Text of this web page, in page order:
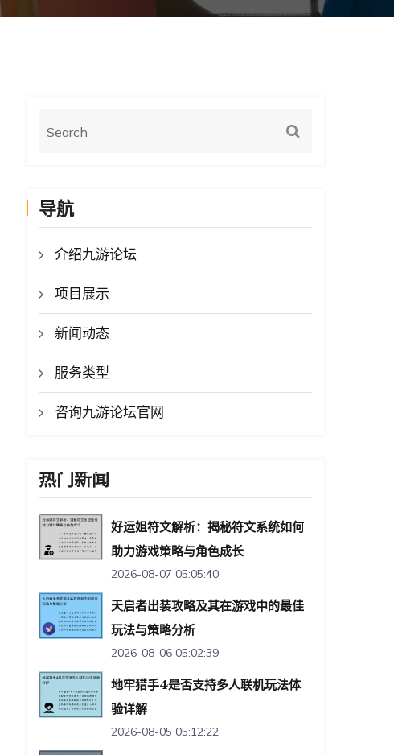
导航
介绍九游论坛
项目展示
新闻动态
服务类型
咨询九游论坛官网
热门新闻
好运姐符文解析：揭秘符文系统如何
助力游戏策略与角色成长
2026-08-07 05:05:40
天启者出装攻略及其在游戏中的最佳
玩法与策略分析
2026-08-06 05:02:39
地牢猎手4是否支持多人联机玩法体
验详解
2026-08-05 05:12:22